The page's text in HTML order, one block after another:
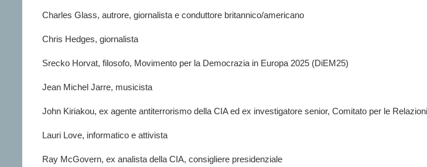
Charles Glass, autrore, giornalista e conduttore britannico/americano
Chris Hedges, giornalista
Srecko Horvat, filosofo, Movimento per la Democrazia in Europa 2025 (DiEM25)
Jean Michel Jarre, musicista
John Kiriakou, ex agente antiterrorismo della CIA ed ex investigatore senior, Comitato per le
Lauri Love, informatico e attivista
Ray McGovern, ex analista della CIA, consigliere presidenziale